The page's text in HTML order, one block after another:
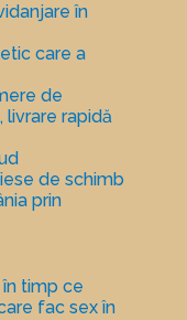
în
care a
de
livrare rapidă
de schimb
prin
timp ce
fac sex în